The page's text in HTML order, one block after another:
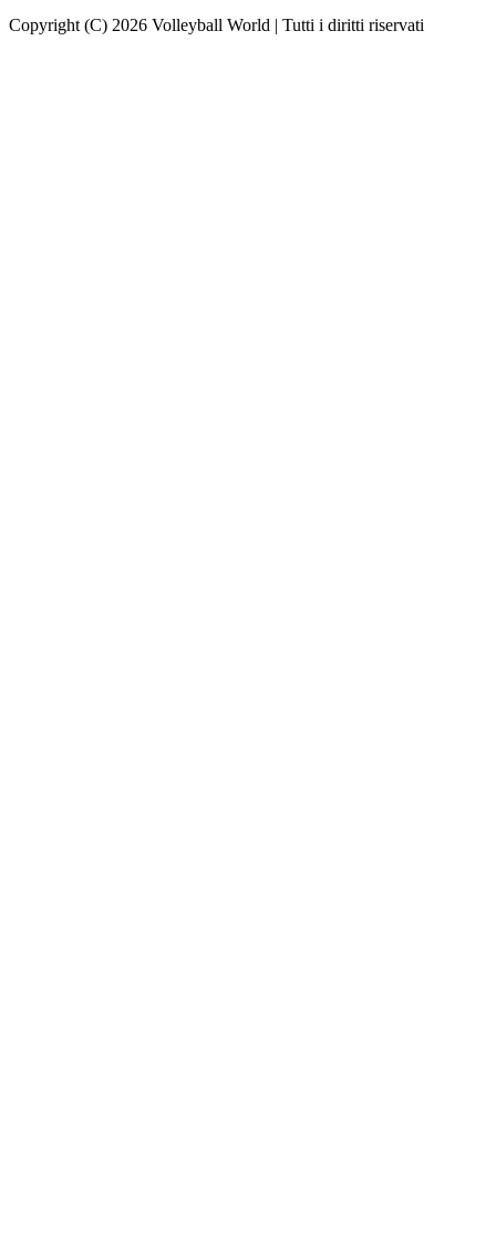
Copyright (C) 2026 Volleyball World | Tutti i diritti riservati